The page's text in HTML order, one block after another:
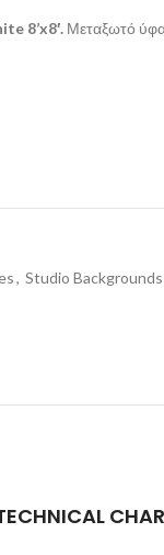
8’x8′. Μεταξωτό
, Studio Backgrounds